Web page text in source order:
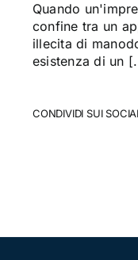
Quando
confine tra un
illecita di
esistenza di un
CONDIVIDI SUI SOCIAL